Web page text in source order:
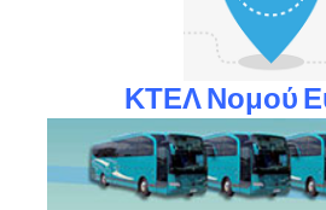
ΚΤΕΛ Νομού